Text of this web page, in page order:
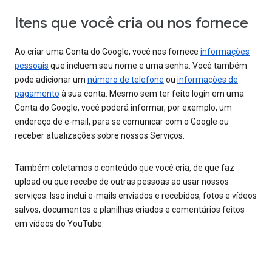
Itens que você cria ou nos fornece
Ao criar uma Conta do Google, você nos fornece informações
pessoais que incluem seu nome e uma senha. Você também
pode adicionar um número de telefone ou informações de
pagamento à sua conta. Mesmo sem ter feito login em uma
Conta do Google, você poderá informar, por exemplo, um
endereço de e-mail, para se comunicar com o Google ou
receber atualizações sobre nossos Serviços.
Também coletamos o conteúdo que você cria, de que faz
upload ou que recebe de outras pessoas ao usar nossos
serviços. Isso inclui e-mails enviados e recebidos, fotos e vídeos
salvos, documentos e planilhas criados e comentários feitos
em vídeos do YouTube.